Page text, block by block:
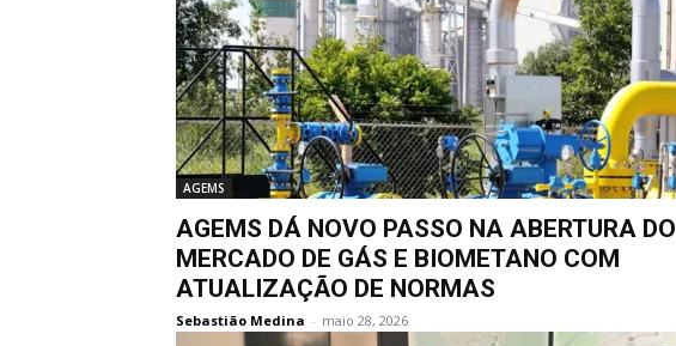
AGEMS
AGEMS DÁ NOVO PASSO NA ABERTURA DO
MERCADO DE GÁS E BIOMETANO COM
ATUALIZAÇÃO DE NORMAS
Sebastião Medina - maio 28, 2026